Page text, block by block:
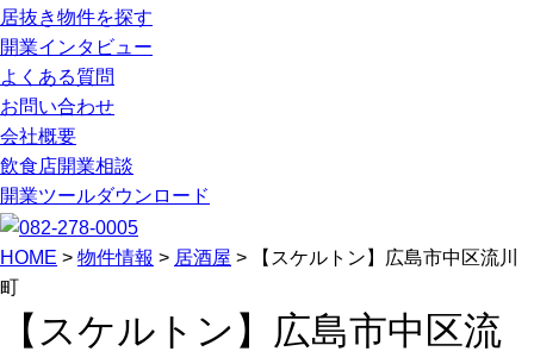
居抜き物件を探す
開業インタビュー
よくある質問
お問い合わせ
会社概要
飲食店開業相談
開業ツールダウンロード
HOME > 物件情報 > 居酒屋 >
【スケルトン】広島市中区流川
町
【スケルトン】広島市中区流